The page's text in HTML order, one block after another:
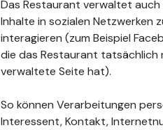
Das Restaurant verwaltet
Inhalte in sozialen Netzwerken
interagieren (zum Beispiel
die das Restaurant tatsächlich
verwaltete Seite hat).
So können Verarbeitungen
Interessent, Kontakt,